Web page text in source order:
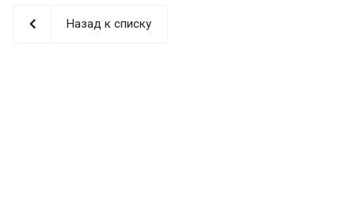
Назад к списку